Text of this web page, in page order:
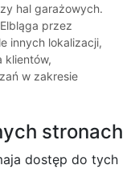
hal garażowych.
przez
innych lokalizacji,
klientów,
w zakresie
stronach
dostęp do tych